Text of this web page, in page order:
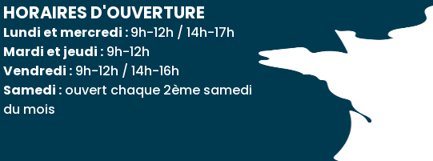
HORAIRES D'OUVERTURE
Lundi et mercredi :9h-12h / 14h-17h
Mardi et jeudi :9h-12h
Vendredi :9h-12h / 14h-16h
Samedi :ouvert chaque 2ème samedi
du mois